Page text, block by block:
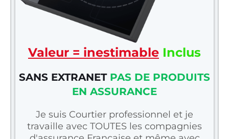
Valeur = inestimable Inclus
SANS EXTRANET PAS DE PRODUITS
EN ASSURANCE
Je suis Courtier professionnel et je
travaille avec TOUTES les compagnies